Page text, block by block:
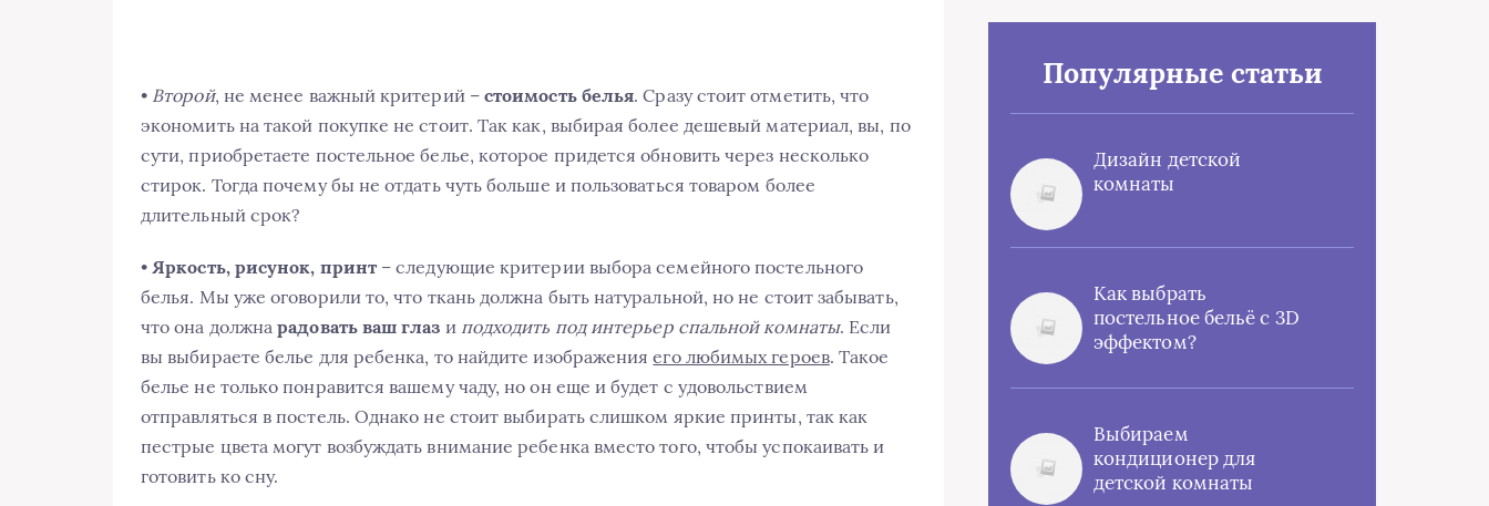
• Второй, не менее важный критерий – стоимость белья. Сразу стоит отметить, что
экономить на такой покупке не стоит. Так как, выбирая более дешевый материал, вы, по
сути, приобретаете постельное белье, которое придется обновить через несколько
стирок. Тогда почему бы не отдать чуть больше и пользоваться товаром более
длительный срок?
• Яркость, рисунок, принт – следующие критерии выбора семейного постельного
белья. Мы уже оговорили то, что ткань должна быть натуральной, но не стоит забывать,
что она должнарадовать ваш глаз и подходить под интерьер спальной комнаты. Если
вы выбираете белье для ребенка, то найдите изображенияего любимых героев. Такое
белье не только понравится вашему чаду, но он еще и будет с удовольствием
отправляться в постель. Однако не стоит выбирать слишком яркие принты, так как
пестрые цвета могут возбуждать внимание ребенка вместо того, чтобы успокаивать и
готовить ко сну.
Популярные статьи
Дизайн детской
комнаты
Как выбрать
постельное бельё с 3D
эффектом?
Выбираем
кондиционер для
детской комнаты